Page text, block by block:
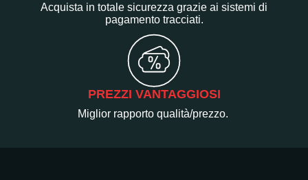
Acquista in totale sicurezza grazie ai sistemi di
pagamento tracciati.
PREZZI VANTAGGIOSI
Miglior rapporto qualità/prezzo.